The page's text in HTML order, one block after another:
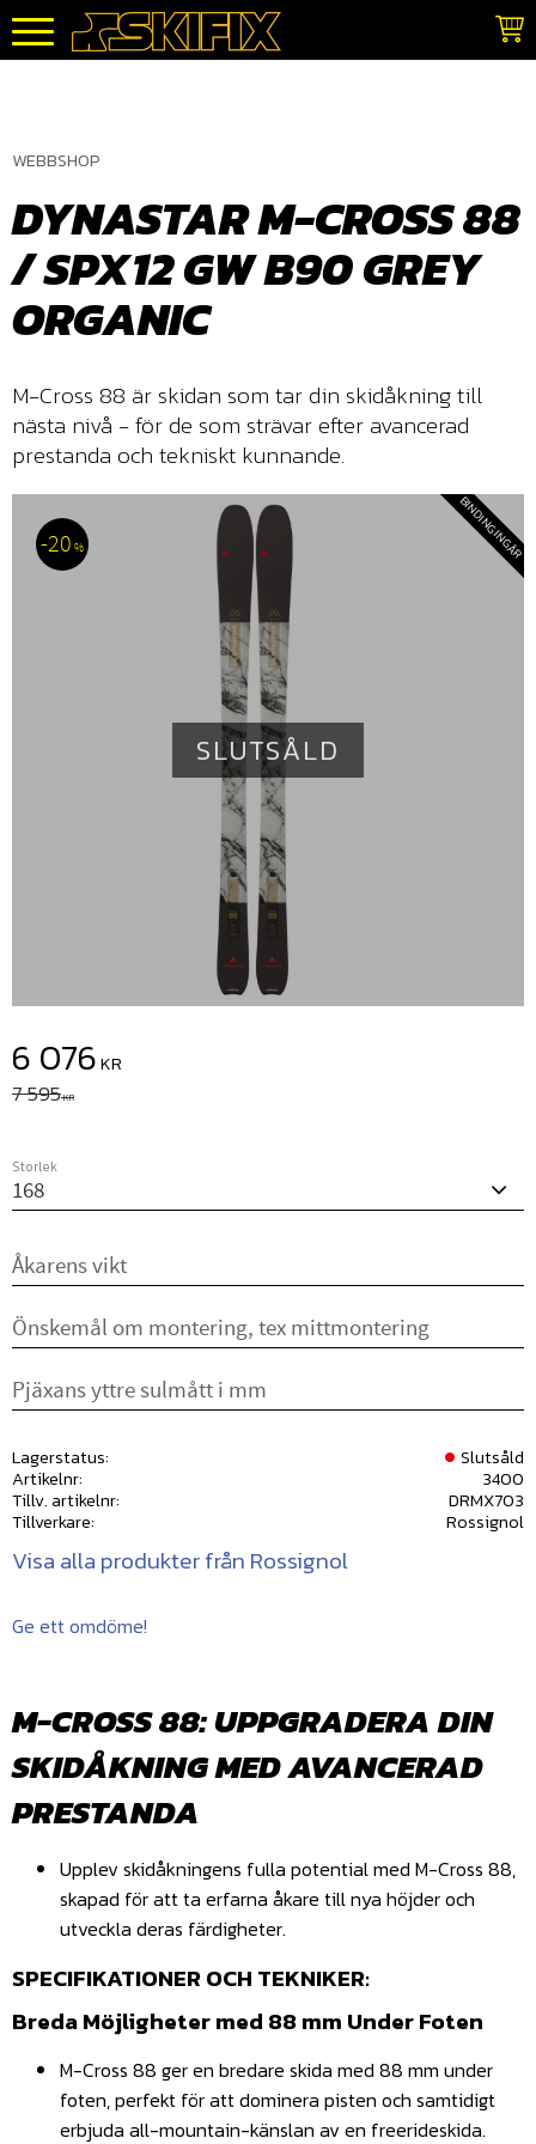
Meny
WEBBSHOP
DYNASTAR M-CROSS 88
/ SPX12 GW B90 GREY
ORGANIC
M-Cross 88 är skidan som tar din skidåkning till
nästa nivå - för de som strävar efter avancerad
prestanda och tekniskt kunnande.
SLUTSÅLD
20 % BINDING INGÅR
Nedsatt pris:
6 076KR
Ordinarie pris:
7 595KR
Storlek
Lagerstatus
Slutsåld
Artikelnr
3400
Tillv. artikelnr
DRMX703
Tillverkare
Rossignol
Visa alla produkter från Rossignol
Ge ett omdöme!
M-CROSS 88: UPPGRADERA DIN
SKIDÅKNING MED AVANCERAD
PRESTANDA
Upplev skidåkningens fulla potential med M-Cross 88,
skapad för att ta erfarna åkare till nya höjder och
utveckla deras färdigheter.
SPECIFIKATIONER OCH TEKNIKER:
Breda Möjligheter med 88 mm Under Foten
M-Cross 88 ger en bredare skida med 88 mm under
foten, perfekt för att dominera pisten och samtidigt
erbjuda all-mountain-känslan av en freerideskida.